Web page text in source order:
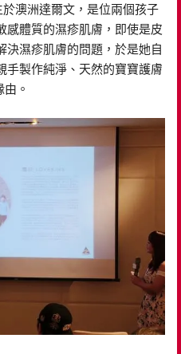
澳洲達爾文，是位兩個孩子
感體質的濕疹肌膚，即使是皮
決濕疹肌膚的問題，於是她自
手製作純淨、天然的寶寶護膚
。